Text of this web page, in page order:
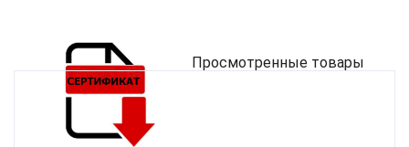
Просмотренные товары